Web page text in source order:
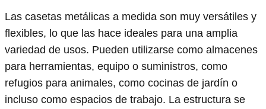
Las casetas metálicas a medida son muy versátiles y
flexibles, lo que las hace ideales para una amplia
variedad de usos. Pueden utilizarse como almacenes
para herramientas, equipo o suministros, como
refugios para animales, como cocinas de jardín o
incluso como espacios de trabajo. La estructura se